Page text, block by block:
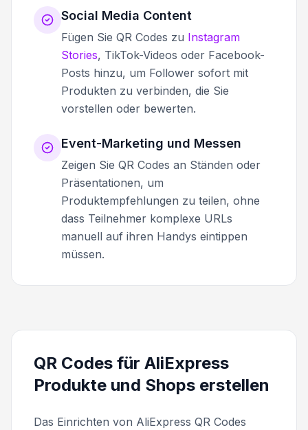
Social Media Content
Fügen Sie QR Codes zu Instagram
Stories, TikTok-Videos oder Facebook-
Posts hinzu, um Follower sofort mit
Produkten zu verbinden, die Sie
vorstellen oder bewerten.
Event-Marketing und Messen
Zeigen Sie QR Codes an Ständen oder
Präsentationen, um
Produktempfehlungen zu teilen, ohne
dass Teilnehmer komplexe URLs
manuell auf ihren Handys eintippen
müssen.
QR Codes für AliExpress
Produkte und Shops erstellen
Das Einrichten von AliExpress QR Codes